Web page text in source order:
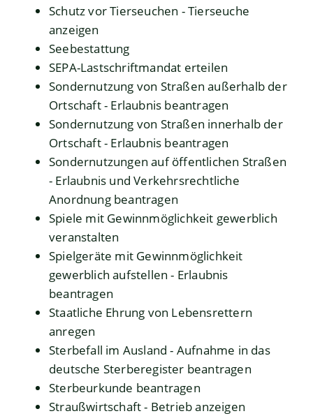
Schutz vor Tierseuchen - Tierseuche
anzeigen
Seebestattung
SEPA-Lastschriftmandat erteilen
Sondernutzung von Straßen außerhalb der
Ortschaft - Erlaubnis beantragen
Sondernutzung von Straßen innerhalb der
Ortschaft - Erlaubnis beantragen
Sondernutzungen auf öffentlichen Straßen
- Erlaubnis und Verkehrsrechtliche
Anordnung beantragen
Spiele mit Gewinnmöglichkeit gewerblich
veranstalten
Spielgeräte mit Gewinnmöglichkeit
gewerblich aufstellen - Erlaubnis
beantragen
Staatliche Ehrung von Lebensrettern
anregen
Sterbefall im Ausland - Aufnahme in das
deutsche Sterberegister beantragen
Sterbeurkunde beantragen
Straußwirtschaft - Betrieb anzeigen